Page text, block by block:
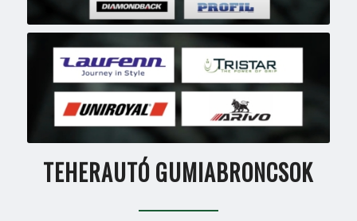
TEHERAUTÓ GUMIABRONCSOK